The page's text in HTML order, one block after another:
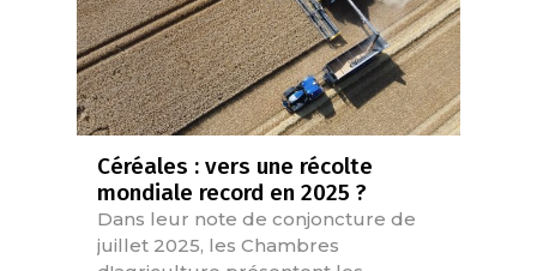
Céréales : vers une récolte
mondiale record en 2025 ?
Dans leur note de conjoncture de
juillet 2025, les Chambres